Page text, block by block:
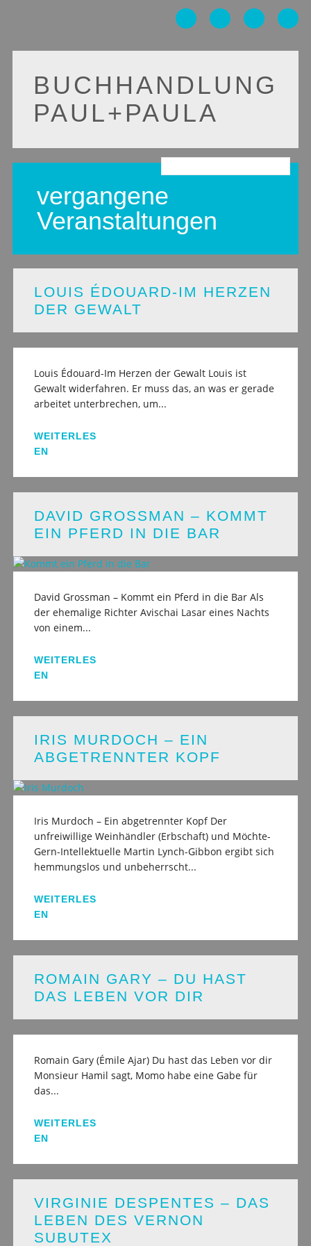
BUCHHANDLUNG
PAUL+PAULA
Main menu
content
vergangene
Veranstaltungen
LOUIS ÉDOUARD-IM HERZEN
DER GEWALT
Louis Édouard-Im Herzen der Gewalt Louis ist
Gewalt widerfahren. Er muss das, an was er gerade
arbeitet unterbrechen, um...
WEITERLES
EN
DAVID GROSSMAN – KOMMT
EIN PFERD IN DIE BAR
David Grossman – Kommt ein Pferd in die Bar Als
der ehemalige Richter Avischai Lasar eines Nachts
von einem...
WEITERLES
EN
IRIS MURDOCH – EIN
ABGETRENNTER KOPF
Iris Murdoch – Ein abgetrennter Kopf Der
unfreiwillige Weinhändler (Erbschaft) und Möchte-
Gern-Intellektuelle Martin Lynch-Gibbon ergibt sich
hemmungslos und unbeherrscht...
WEITERLES
EN
ROMAIN GARY – DU HAST
DAS LEBEN VOR DIR
Romain Gary (Émile Ajar) Du hast das Leben vor dir
Monsieur Hamil sagt, Momo habe eine Gabe für
das...
WEITERLES
EN
VIRGINIE DESPENTES – DAS
LEBEN DES VERNON
SUBUTEX